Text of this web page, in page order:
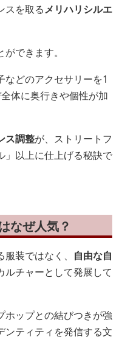
スを取るメリハリシルエ
できます。
などのアクセサリーを1
体に奥行きや個性が加
ス調整が、ストリートフ
」以上に仕上げる秘訣で
なぜ人気？
装ではなく、 自由な自
ルチャーとして発展して
ホップとの結びつきが強
ンティティを発信する文